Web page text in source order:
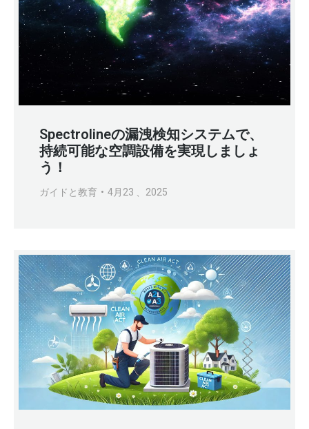
Spectrolineの漏洩検知システムで、
持続可能な空調設備を実現しましょ
う！
ガイドと教育 4月23 、2025